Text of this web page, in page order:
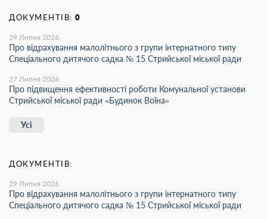
ДОКУМЕНТІВ: 0
29 Липня 2026
Про відрахування малолітнього з групи інтернатного типу
Спеціального дитячого садка № 15 Стрийської міської ради
27 Липня 2026
Про підвищення ефективності роботи Комунальної установи
Стрийської міської ради «Будинок Воїна»
Усі
ДОКУМЕНТІВ:
29 Липня 2026
Про відрахування малолітнього з групи інтернатного типу
Спеціального дитячого садка № 15 Стрийської міської ради